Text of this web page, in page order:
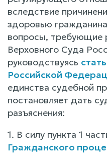
вследствие
здоровью
вопросы, требующие
Верховного Суда
руководствуясь
Российской
единства судебной
постановляет дать
разъяснения:
1. В силу пункта 1
Гражданского